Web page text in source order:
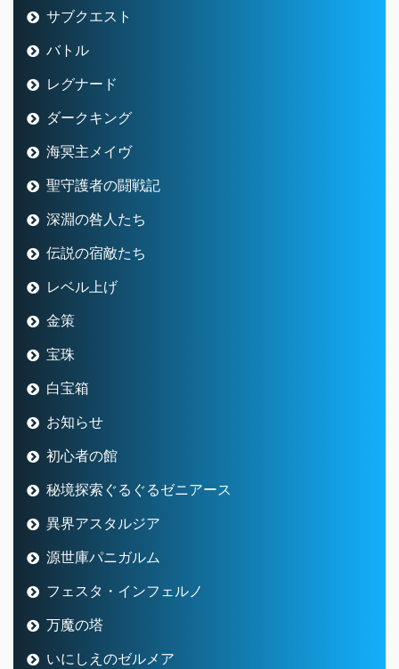
サブクエスト
バトル
レグナード
ダークキング
海冥主メイヴ
聖守護者の闘戦記
深淵の咎人たち
伝説の宿敵たち
レベル上げ
金策
宝珠
白宝箱
お知らせ
初心者の館
秘境探索ぐるぐるゼニアース
異界アスタルジア
源世庫パニガルム
フェスタ・インフェルノ
万魔の塔
いにしえのゼルメア